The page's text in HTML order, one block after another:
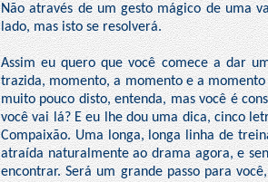
Não através de um gesto mágico de uma
lado, mas isto se resolverá.
Assim eu quero que você comece a dar
trazida, momento, a momento e a
muito pouco disto, entenda, mas você é
você vai lá? E eu lhe dou uma dica, cinco
Compaixão. Uma longa, longa linha de
atraída naturalmente ao drama agora, e
encontrar. Será um grande passo para